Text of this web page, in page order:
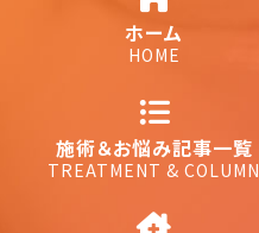
ホーム
HOME
施術＆お悩み記事一覧
TREATMENT & COLUMN